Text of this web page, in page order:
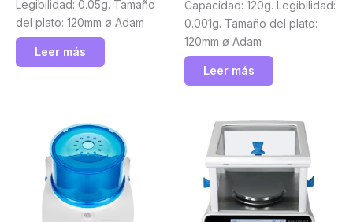
Legibilidad: 0.05g. Tamaño
del plato: 120mm ø Adam
Leer más
Capacidad: 120g. Legibilidad:
0.001g. Tamaño del plato:
120mm ø Adam
Leer más